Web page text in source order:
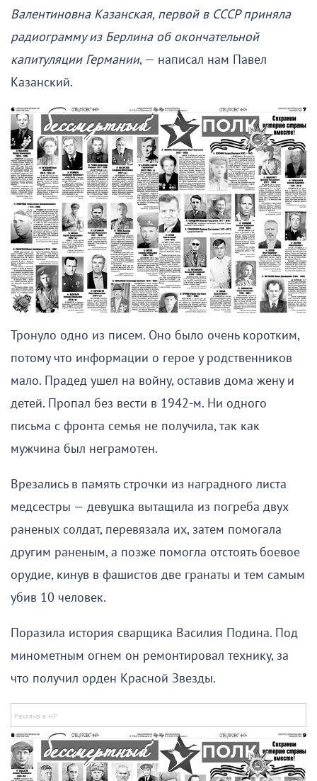
Валентиновна Казанская, первой в СССР приняла
радиограмму из Берлина об окончательной
капитуляции Германии, — написал нам Павел
Казанский.
Тронуло одно из писем. Оно было очень коротким,
потому что информации о герое у родственников
мало. Прадед ушел на войну, оставив дома жену и
детей. Пропал без вести в 1942-м. Ни одного
письма с фронта семья не получила, так как
мужчина был неграмотен.
Врезались в память строчки из наградного листа
медсестры — девушка вытащила из погреба двух
раненых солдат, перевязала их, затем помогала
другим раненым, а позже помогла отстоять боевое
орудие, кинув в фашистов две гранаты и тем самым
убив 10 человек.
Поразила история сварщика Василия Подина. Под
минометным огнем он ремонтировал технику, за
что получил орден Красной Звезды.